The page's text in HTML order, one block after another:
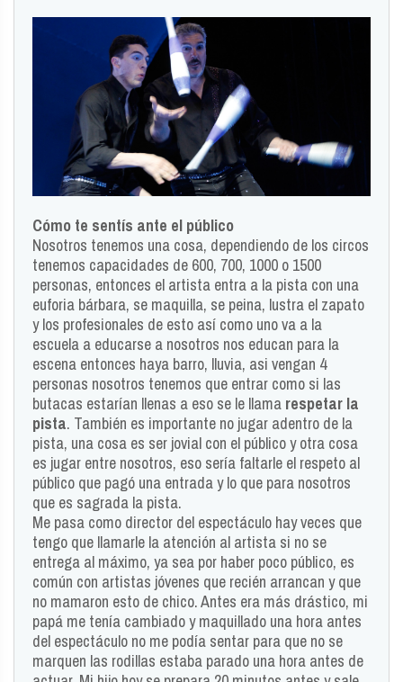
Cómo te sentís ante el público
Nosotros tenemos una cosa, dependiendo de los circos
tenemos capacidades de 600, 700, 1000 o 1500
personas, entonces el artista entra a la pista con una
euforia bárbara, se maquilla, se peina, lustra el zapato
y los profesionales de esto así como uno va a la
escuela a educarse a nosotros nos educan para la
escena entonces haya barro, lluvia, asi vengan 4
personas nosotros tenemos que entrar como si las
butacas estarían llenas a eso se le llama respetar la
pista. También es importante no jugar adentro de la
pista, una cosa es ser jovial con el público y otra cosa
es jugar entre nosotros, eso sería faltarle el respeto al
público que pagó una entrada y lo que para nosotros
que es sagrada la pista.
Me pasa como director del espectáculo hay veces que
tengo que llamarle la atención al artista si no se
entrega al máximo, ya sea por haber poco público, es
común con artistas jóvenes que recién arrancan y que
no mamaron esto de chico. Antes era más drástico, mi
papá me tenía cambiado y maquillado una hora antes
del espectáculo no me podía sentar para que no se
marquen las rodillas estaba parado una hora antes de